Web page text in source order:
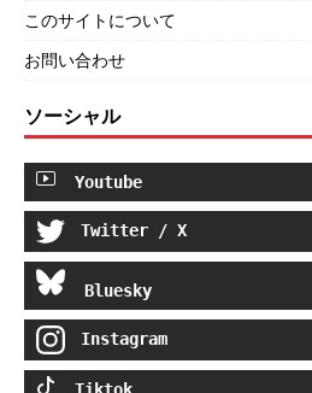
このサイトについて
お問い合わせ
ソーシャル
Youtube
Twitter / X
Bluesky
Instagram